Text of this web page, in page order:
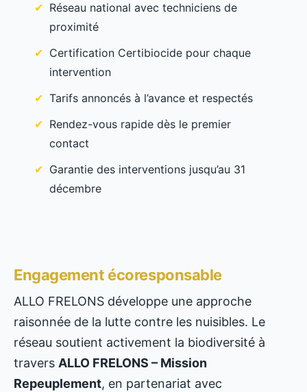
Réseau national avec techniciens de
proximité
Certification Certibiocide pour chaque
intervention
Tarifs annoncés à l’avance et respectés
Rendez-vous rapide dès le premier
contact
Garantie des interventions jusqu’au 31
décembre
Engagement écoresponsable
ALLO FRELONS développe une approche
raisonnée de la lutte contre les nuisibles. Le
réseau soutient activement la biodiversité à
travers ALLO FRELONS – Mission
Repeuplement, en partenariat avec